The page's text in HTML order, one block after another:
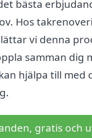
bästa
Hos
vi denna
samman dig
hjälpa till med
gratis och